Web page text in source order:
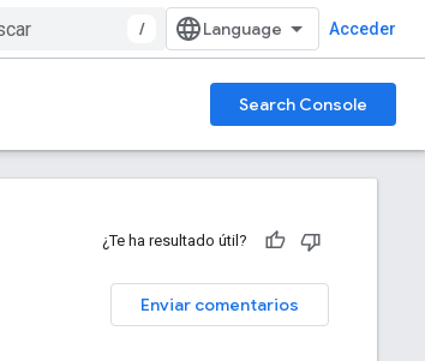
/ Acceder
Search Console
¿Te ha resultado útil?
Enviar comentarios